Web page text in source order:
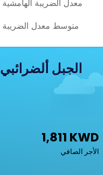
معدل الضريبة الهامشية
متوسط معدل الضريبة
الجبل ألضرائبي
1,811 KWD
الأجر الصافي